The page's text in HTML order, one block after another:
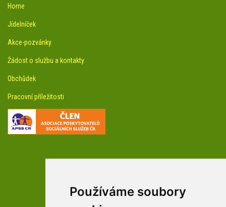
Používáme soubory
Home
Jídelníček
Akce-pozvánky
Žádost o službu a kontakty
Obchůdek
Pracovní příležitosti
facebookové profily domova a arboreta